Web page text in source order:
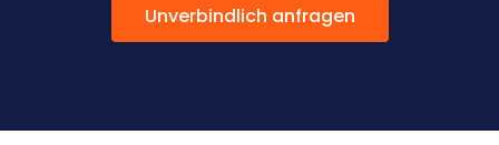
Unverbindlich anfragen